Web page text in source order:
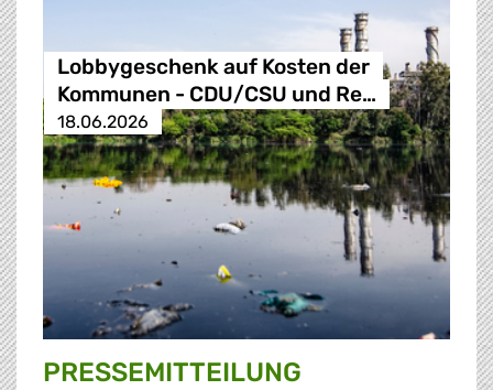
Lobbygeschenk auf Kosten der
Kommunen - CDU/CSU und Re…
18.06.2026
PRESSE­MITTEILUNG